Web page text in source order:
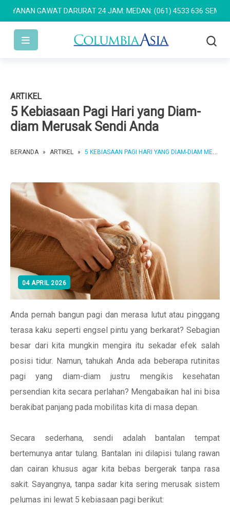
GAWAT DARURAT 24 JAM: MEDAN: (061) 4533 636
ARTIKEL
5 Kebiasaan Pagi Hari yang Diam-
diam Merusak Sendi Anda
BERANDA » ARTIKEL » 5 KEBIASAAN PAGI HARI YANG DIAM-DIAM MERUSAK SENDI ANDA
04 APRIL 2026
Anda pernah bangun pagi dan merasa lutut atau pinggang
terasa kaku seperti engsel pintu yang berkarat? Sebagian
besar dari kita mungkin mengira itu sekadar efek salah
posisi tidur. Namun, tahukah Anda ada beberapa rutinitas
pagi yang diam-diam justru mengikis kesehatan
persendian kita secara perlahan? Mengabaikan hal ini bisa
berakibat panjang pada mobilitas kita di masa depan.
Secara sederhana, sendi adalah bantalan tempat
bertemunya antar tulang. Bantalan ini dilapisi tulang rawan
dan cairan khusus agar kita bebas bergerak tanpa rasa
sakit. Sayangnya, tanpa sadar kita sering merusak sistem
pelumas ini lewat 5 kebiasaan pagi berikut: